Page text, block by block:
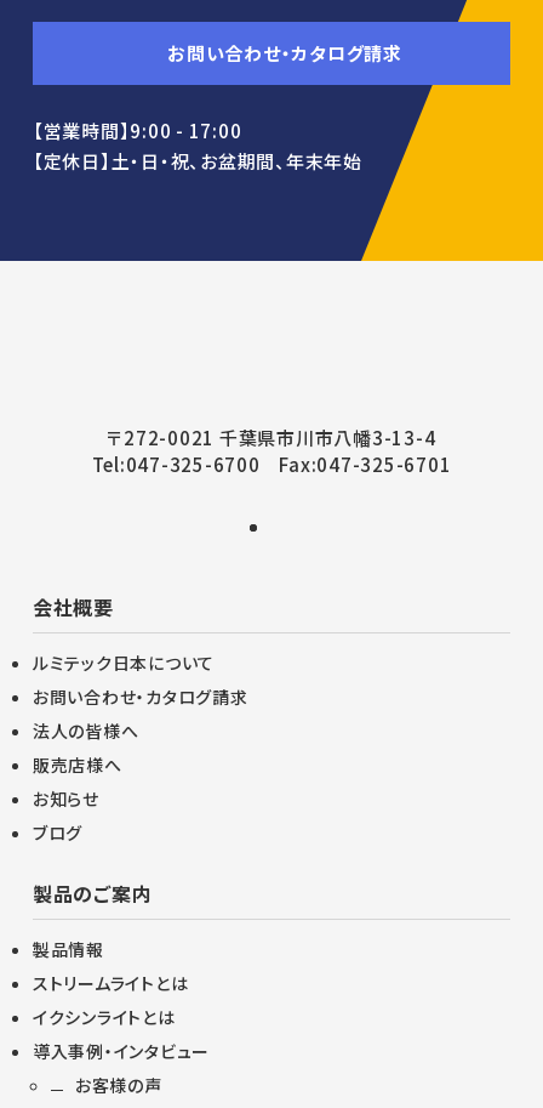
お問い合わせ・カタログ請求
【営業時間】9:00 - 17:00
【定休日】土・日・祝、お盆期間、年末年始
〒272-0021 千葉県市川市八幡3-13-4
Tel:047-325-6700 Fax:047-325-6701
会社概要
ルミテック日本について
お問い合わせ・カタログ請求
法人の皆様へ
販売店様へ
お知らせ
ブログ
製品のご案内
製品情報
ストリームライトとは
イクシンライトとは
導入事例・インタビュー
お客様の声